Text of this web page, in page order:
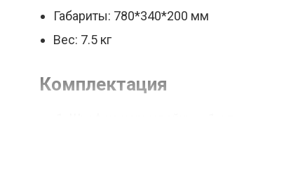
Габариты: 780*340*200 мм
Вес: 7.5 кг
Комплектация